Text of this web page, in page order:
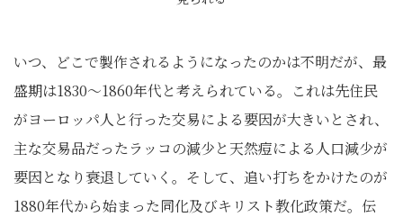
いつ、どこで製作されるようになったのかは不明だが、最
盛期は1830～1860年代と考えられている。これは先住民
がヨーロッパ人と行った交易による要因が大きいとされ、
主な交易品だったラッコの減少と天然痘による人口減少が
要因となり衰退していく。そして、追い打ちをかけたのが
1880年代から始まった同化及びキリスト教化政策だ。伝